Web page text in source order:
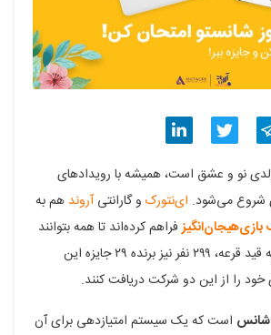
گذاری
در
توییتر
گذاری
در
لینکدین
نو و عشق است، همیشه با رویدادهای
شروع می‌شود. ای‌نتورک و گارانتیآروند هم به
فراهم کرده‌اند تا همه بتوانند
در آن شرکت کنند و به قید قرعه، ۲۹۹ نفر نیز برنده ۲۹ جایزه این
را از این دو شرکت دریافت کنند.
شانس است که یک سیستم امتیازدهی برای آن